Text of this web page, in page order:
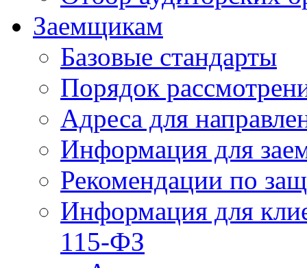
Заемщикам
Базовые стандарты
Порядок
Адреса для
Информация для
Рекомендации по
Информация для
115-ФЗ